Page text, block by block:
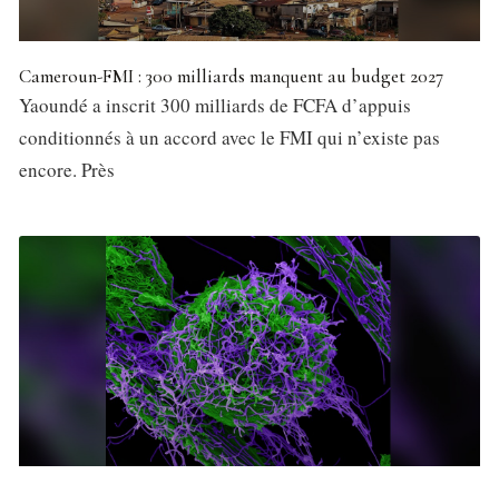
Cameroun-FMI : 300 milliards manquent au budget 2027
Yaoundé a inscrit 300 milliards de FCFA d’appuis
conditionnés à un accord avec le FMI qui n’existe pas
encore. Près